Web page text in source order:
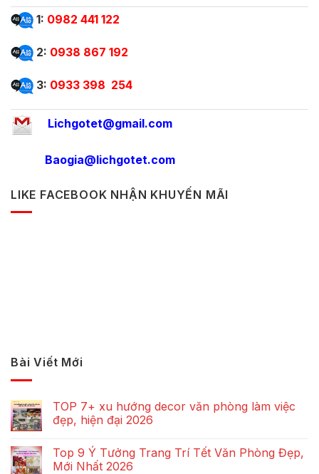
1: 0982 441 122
2: 0938 867 192
3: 0933 398 254
Lichgotet@gmail.com
Baogia@lichgotet.com
LIKE FACEBOOK NHẬN KHUYẾN MÃI
Bài Viết Mới
TOP 7+ xu hướng decor văn phòng làm việc
đẹp, hiện đại 2026
Top 9 Ý Tưởng Trang Trí Tết Văn Phòng Đẹp,
Mới Nhất 2026